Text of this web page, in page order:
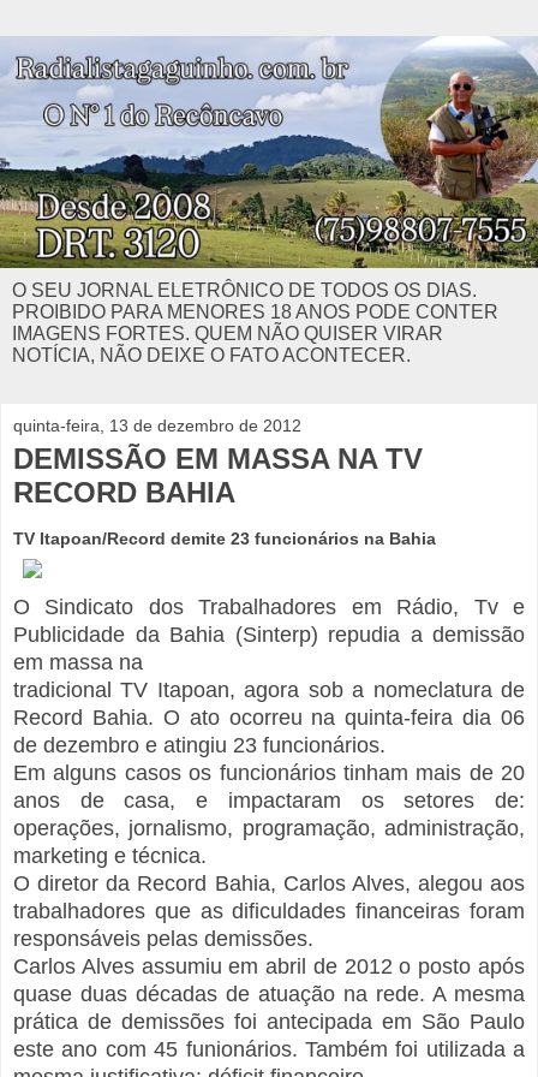
O SEU JORNAL ELETRÔNICO DE TODOS OS DIAS.
PROIBIDO PARA MENORES 18 ANOS PODE CONTER
IMAGENS FORTES. QUEM NÃO QUISER VIRAR
NOTÍCIA, NÃO DEIXE O FATO ACONTECER.
quinta-feira, 13 de dezembro de 2012
DEMISSÃO EM MASSA NA TV
RECORD BAHIA
TV Itapoan/Record demite 23 funcionários na Bahia
O Sindicato dos Trabalhadores em Rádio, Tv e
Publicidade da Bahia (Sinterp) repudia a demissão
em massa na
tradicional TV Itapoan, agora sob a nomeclatura de
Record Bahia. O ato ocorreu na quinta-feira dia 06
de dezembro e atingiu 23 funcionários.
Em alguns casos os funcionários tinham mais de 20
anos de casa, e impactaram os setores de:
operações, jornalismo, programação, administração,
marketing e técnica.
O diretor da Record Bahia, Carlos Alves, alegou aos
trabalhadores que as dificuldades financeiras foram
responsáveis pelas demissões.
Carlos Alves assumiu em abril de 2012 o posto após
quase duas décadas de atuação na rede. A mesma
prática de demissões foi antecipada em São Paulo
este ano com 45 funionários. Também foi utilizada a